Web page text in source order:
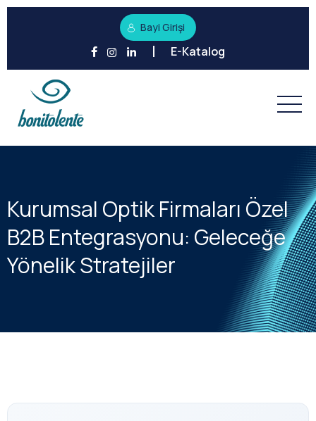
Bayi Girişi
E-Katalog
Kurumsal Optik Firmaları Özel
B2B Entegrasyonu: Geleceğe
Yönelik Stratejiler